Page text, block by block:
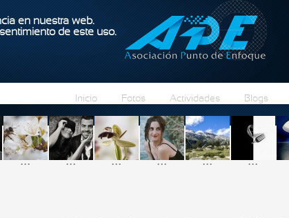
en nuestra web.
de este uso.
Pasar al contenido principal
Inicio Fotos Actividades Blogs
... ... ... ... ... ...